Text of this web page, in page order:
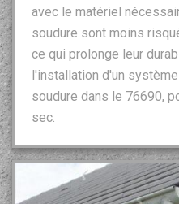
avec le matériel
soudure sont moins
ce qui prolonge leur
l'installation d'un
soudure dans le 76690,
sec.